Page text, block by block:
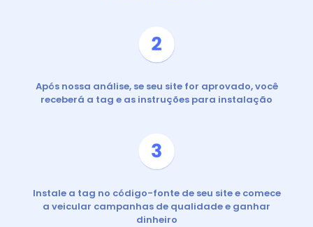
Após nossa análise, se seu site for aprovado, você
receberá a tag e as instruções para instalação
Instale a tag no código-fonte de seu site e comece
a veicular campanhas de qualidade e ganhar
dinheiro